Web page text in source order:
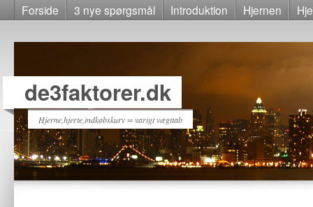
Forside 3 nye spørgsmål Introduktion Hjernen
de3faktorer.dk
Hjerne,hjerte,indkøbskurv = varigt vægttab